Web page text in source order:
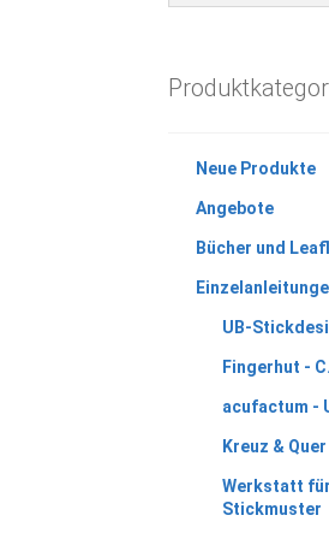
Neue Produkte
Angebote
Bücher und
UB-
Fingerhut -
acufactum -
Kreuz &
Werkstatt
Stickmuster